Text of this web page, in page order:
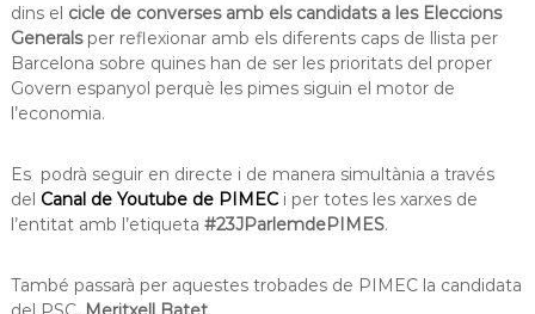
dins el cicle de converses amb els candidats a les Eleccions
Generalsper reflexionar amb els diferents caps de llista per
Barcelona sobre quines han de ser les prioritats del proper
Govern espanyol perquè les pimes siguin el motor de
l’economia.
Es podrà seguir en directe i de manera simultània a través
del Canal de Youtube de PIMECi per totes les xarxes de
l’entitat amb l’etiqueta #23JParlemdePIMES.
També passarà per aquestes trobades de PIMEC la candidata